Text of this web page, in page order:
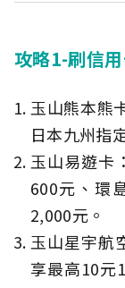
攻略1-刷信
玉山熊本熊
日本九州指
玉山易遊卡
600元、環
2,000元。
玉山星宇航
享最高10元